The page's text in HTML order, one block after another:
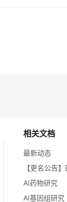
相关文档
最新动态
AI药物研究
AI基因组研究